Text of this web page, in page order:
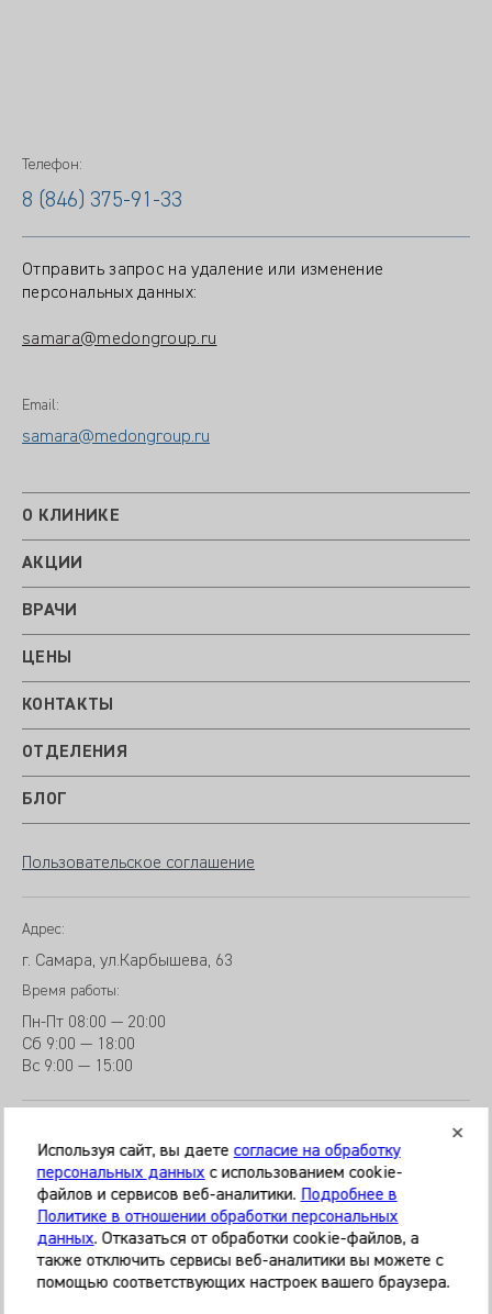
Телефон:
8 (846) 375-91-33
Отправить запрос на удаление или изменение
персональных данных:
samara@medongroup.ru
Email:
samara@medongroup.ru
О КЛИНИКЕ
АКЦИИ
ВРАЧИ
ЦЕНЫ
КОНТАКТЫ
ОТДЕЛЕНИЯ
БЛОГ
Пользовательское соглашение
Адрес:
г. Самара, ул.Карбышева, 63
Время работы:
Пн-Пт 08:00 — 20:00
Сб 9:00 — 18:00
Вс 9:00 — 15:00
© 2026 Клиника «МЕДИКАЛ ОН ГРУП»
Все права защищены
Информация, представленная на сайте, является
справочной и не может служить основанием для
Используя сайт, вы даете согласие на обработку
персональных данныхс использованием cookie-
файлов и сервисов веб-аналитики. Подробнее в
Политике в отношении обработки персональных
данных. Отказаться от обработки cookie-файлов, а
также отключить сервисы веб-аналитики вы можете с
помощью соответствующих настроек вашего браузера.